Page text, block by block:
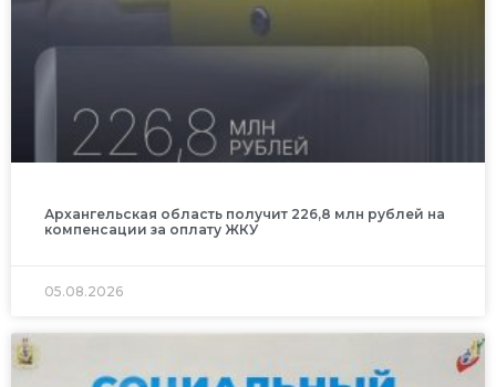
Архангельская область получит 226,8 млн рублей на
компенсации за оплату ЖКУ
05.08.2026